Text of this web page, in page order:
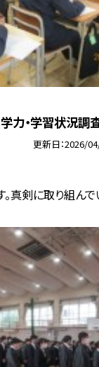
力・学習状況調
更新日 2026/
真剣に取り組んで